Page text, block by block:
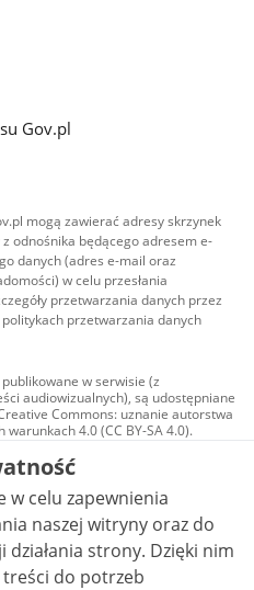
Gov.pl
mogą zawierać adresy skrzynek
odnośnika będącego adresem e-
danych (adres e-mail oraz
w celu przesłania
przetwarzania danych przez
przetwarzania danych
w serwisie (z
audiowizualnych), są udostępniane
Commons: uznanie autorstwa
warunkach 4.0 (CC BY-SA 4.0).
w tym zdjęcia, materiały
udostępniane na licencji typu
uznanie autorstwa użycie
utworów zależnych 4.0 (CC BY-
nie jest to stwierdzone inaczej.
w celu zapewnienia
naszej witryny oraz do
strony. Dzięki nim
do potrzeb